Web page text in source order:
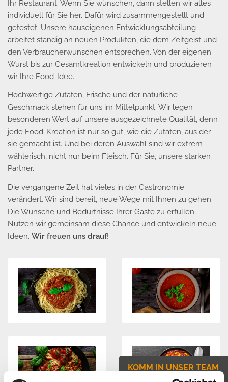
Ihr Restaurant. Wenn Sie wünschen, dann stellen wir alles
individuell für Sie her. Dafür wird zusammengestellt und
getestet. Unsere hauseigenen Entwicklungsabteilung
arbeitet ständig an neuen Produkten, die dem Zeitgeist und
den Verbraucherwünschen entsprechen. Von der eigenen
Wurst bis zur Gesamtkreation entwickeln und produzieren
wir Ihre Food-Idee.
Hochwertige Zutaten, Frische und der natürliche
Geschmack stehen für uns im Mittelpunkt. Wir legen
besonderen Wert auf unsere ausgezeichnete Qualität, denn
jede Food-Kreation ist nur so gut, wie die Zutaten, aus der
sie gemacht ist. Und bei deren Auswahl sind wir extrem
wählerisch, nicht nur beim Fleisch. Für Sie, unsere starken
Partner.
Die vergangene Zeit hat vieles in der Gastronomie
verändert. Wir sind bereit, neue Wege mit Ihnen zu gehen.
Die Wünsche und Bedürfnisse Ihrer Gäste zu erfüllen.
Nutzen wir gemeinsam diese Chance und entwickeln neue
Ideen. Wir freuen uns drauf!
KOMM IN UNSER TEAM